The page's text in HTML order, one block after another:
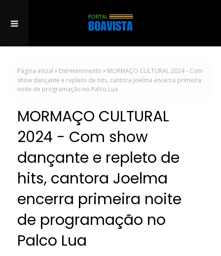
Página inicial Entretenimento
MORMAÇO CULTURAL 2024 - Com
show dançante e repleto de hits, cantora Joelma encerra primeira
noite de programação no Palco Lua
MORMAÇO CULTURAL
2024 - Com show
dançante e repleto de
hits, cantora Joelma
encerra primeira noite
de programação no
Palco Lua